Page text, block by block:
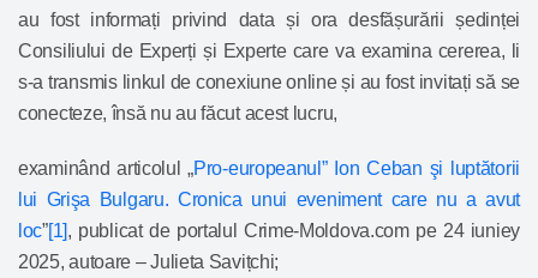
au fost informați privind data și ora desfășurării ședinței
Consiliului de Experți și Experte care va examina cererea, li
s-a transmis linkul de conexiune online și au fost invitați să se
conecteze, însă nu au făcut acest lucru,
examinând articolul „Pro-europeanul” Ion Ceban şi luptătorii
lui Grişa Bulgaru. Cronica unui eveniment care nu a avut
loc”[1], publicat de portalul Crime-Moldova.com pe 24 iuniey
2025, autoare – Julieta Savițchi;